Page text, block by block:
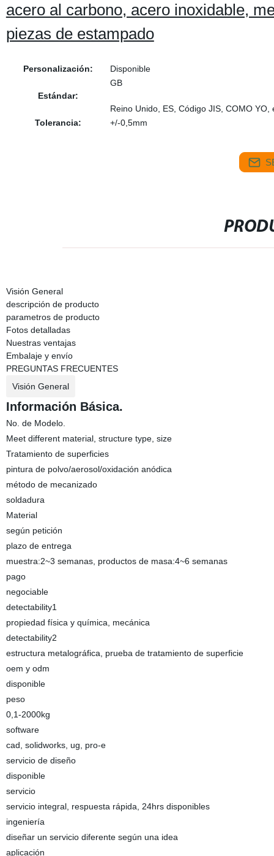
acero al carbono, acero inoxidable,
piezas de estampado
Personalización: Disponible
Estándar:
GB
Reino Unido, ES, Código JIS, COMO
Tolerancia:
+/-0,5mm
Visión General
descripción de producto
parametros de producto
Fotos detalladas
Nuestras ventajas
Embalaje y envío
PREGUNTAS FRECUENTES
Visión General
Información Básica.
No. de Modelo.
Meet different material, structure type, size
Tratamiento de superficies
pintura de polvo/aerosol/oxidación anódica
método de mecanizado
soldadura
Material
según petición
plazo de entrega
muestra:2~3 semanas, productos de masa:4~6 semanas
pago
negociable
detectability1
propiedad física y química, mecánica
detectability2
estructura metalográfica, prueba de tratamiento de superficie
oem y odm
disponible
peso
0,1-2000kg
software
cad, solidworks, ug, pro-e
servicio de diseño
disponible
servicio
servicio integral, respuesta rápida, 24hrs disponibles
ingeniería
diseñar un servicio diferente según una idea
aplicación